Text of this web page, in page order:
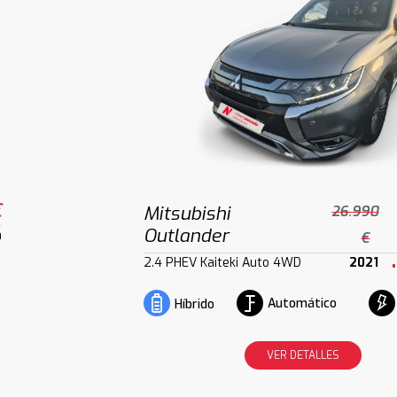
Mitsubishi
Outlander
26.990
€
2.4 PHEV Kaiteki Auto 4WD 2021
Híbrido Automático
VER DETALLES